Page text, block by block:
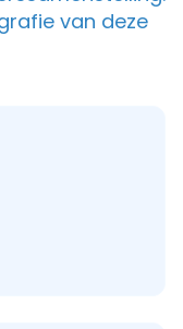
van deze